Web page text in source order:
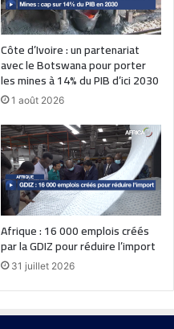
Côte d’Ivoire : un partenariat
avec le Botswana pour porter
les mines à 14% du PIB d’ici 2030
1 août 2026
Afrique : 16 000 emplois créés
par la GDIZ pour réduire l’import
31 juillet 2026